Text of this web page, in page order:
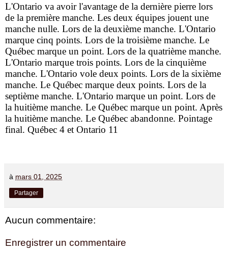
L'Ontario va avoir l'avantage de la dernière pierre lors
de la première manche. Les deux équipes jouent une
manche nulle. Lors de la deuxième manche. L'Ontario
marque cinq points. Lors de la troisième manche. Le
Québec marque un point. Lors de la quatrième manche.
L'Ontario marque trois points. Lors de la cinquième
manche. L'Ontario vole deux points. Lors de la sixième
manche. Le Québec marque deux points. Lors de la
septième manche. L'Ontario marque un point. Lors de
la huitième manche. Le Québec marque un point. Après
la huitième manche. Le Québec abandonne. Pointage
final. Québec 4 et Ontario 11
à mars 01, 2025
Partager
Aucun commentaire:
Enregistrer un commentaire